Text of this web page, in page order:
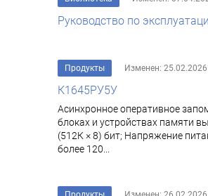
Руководство по
Продукты Изменен: 25.02.2026
К1645РУ5У
Асинхронное оперативное
блоках и устройствах памяти
(512К × 8) бит; Напряжение
более 120...